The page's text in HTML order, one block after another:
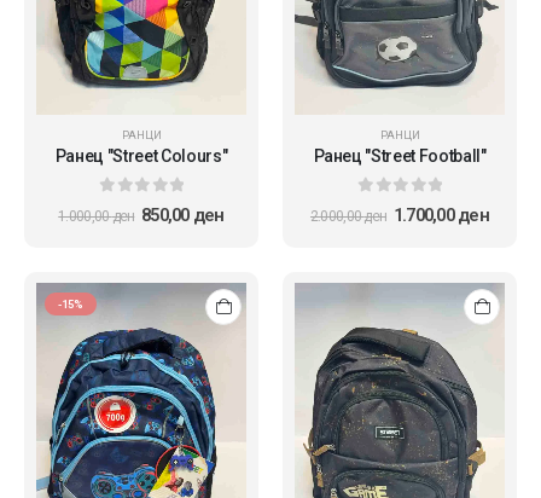
РАНЦИ
Ранец "Street Colours"
out of 5
1.000,00ден 850,00 ден
РАНЦИ
Ранец "Street Football"
out of 5
2.000,00ден 1.700,00ден
-15%